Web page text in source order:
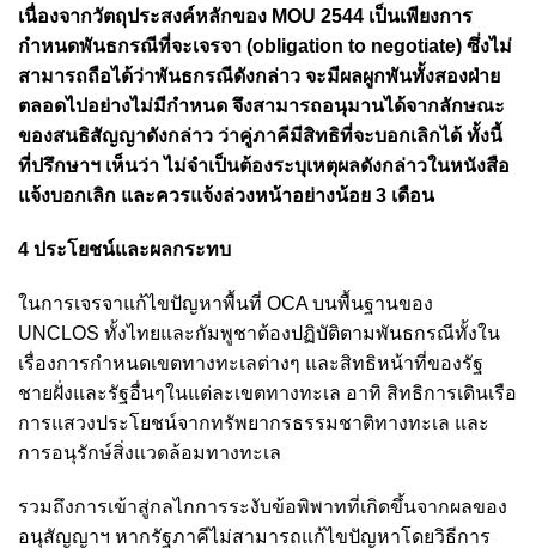
เนื่องจากวัตถุประสงค์หลักของ MOU 2544 เป็นเพียงการ
กำหนดพันธกรณีที่จะเจรจา (obligation to negotiate) ซึ่งไม่
สามารถถือได้ว่าพันธกรณีดังกล่าว จะมีผลผูกพันทั้งสองฝ่าย
ตลอดไปอย่างไม่มีกำหนด จึงสามารถอนุมานได้จากลักษณะ
ของสนธิสัญญาดังกล่าว ว่าคู่ภาคีมีสิทธิที่จะบอกเลิกได้ ทั้งนี้
ที่ปรึกษาฯ เห็นว่า ไม่จำเป็นต้องระบุเหตุผลดังกล่าวในหนังสือ
แจ้งบอกเลิก และควรแจ้งล่วงหน้าอย่างน้อย 3 เดือน
4 ประโยชน์และผลกระทบ
ในการเจรจาแก้ไขปัญหาพื้นที่ OCA บนพื้นฐานของ
UNCLOS ทั้งไทยและกัมพูชาต้องปฏิบัติตามพันธกรณีทั้งใน
เรื่องการกำหนดเขตทางทะเลต่างๆ และสิทธิหน้าที่ของรัฐ
ชายฝั่งและรัฐอื่นๆในแต่ละเขตทางทะเล อาทิ สิทธิการเดินเรือ
การแสวงประโยชน์จากทรัพยากรธรรมชาติทางทะเล และ
การอนุรักษ์สิ่งแวดล้อมทางทะเล
รวมถึงการเข้าสู่กลไกการระงับข้อพิพาทที่เกิดขึ้นจากผลของ
อนุสัญญาฯ หากรัฐภาคีไม่สามารถแก้ไขปัญหาโดยวิธีการ